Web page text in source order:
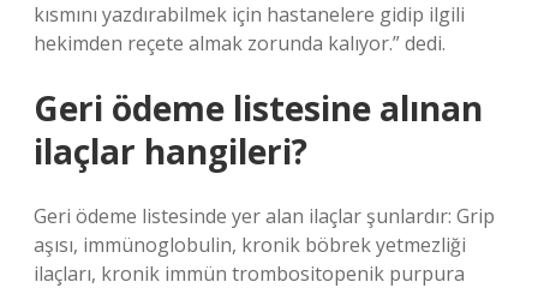
kısmını yazdırabilmek için hastanelere gidip ilgili
hekimden reçete almak zorunda kalıyor.” dedi.
Geri ödeme listesine alınan
ilaçlar hangileri?
Geri ödeme listesinde yer alan ilaçlar şunlardır: Grip
aşısı, immünoglobulin, kronik böbrek yetmezliği
ilaçları, kronik immün trombositopenik purpura